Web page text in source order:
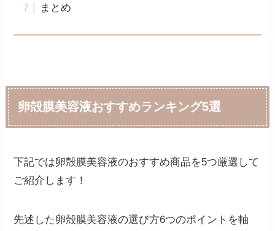
まとめ
卵殻膜美容液おすすめランキング5選
下記では卵殻膜美容液のおすすめ商品を5つ厳選して
ご紹介します！
先述した卵殻膜美容液の選び方6つのポイントを軸